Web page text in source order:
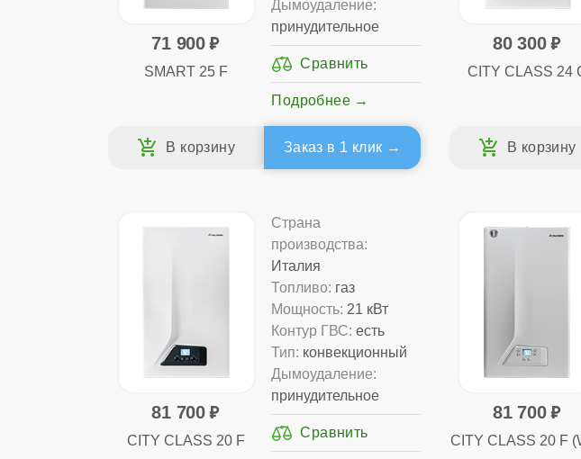
71 900
SMART 25 F
Дымоудаление:
принудительное
Подробнее
Заказ в 1 клик
80 300
CITY CLASS 24
81 700
CITY CLASS 20 F
Страна
производства:
Италия
Топливо: газ
Мощность: 21 кВт
Контур ГВС: есть
Тип: конвекционный
Дымоудаление:
принудительное
81 700
CITY CLASS 20 F